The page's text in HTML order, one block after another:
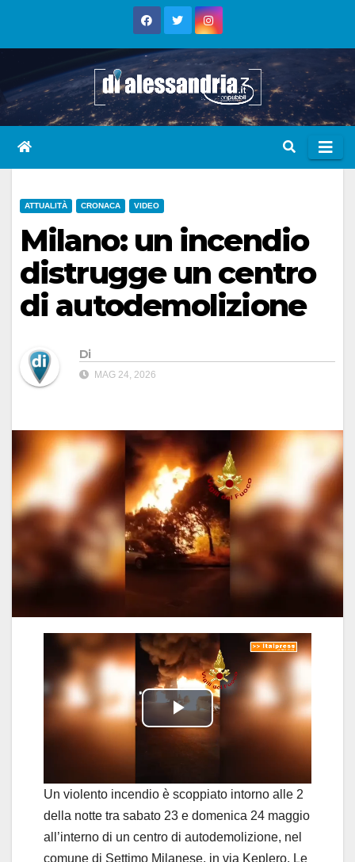
ATTUALITÀ CRONACA VIDEO
Milano: un incendio
distrugge un centro
di autodemolizione
Di
MAG 24, 2026
P
l
a
y
Un violento incendio è scoppiato intorno alle 2
della notte tra sabato 23 e domenica 24 maggio
all’interno di un centro di autodemolizione, nel
comune di Settimo Milanese, in via Keplero. Le